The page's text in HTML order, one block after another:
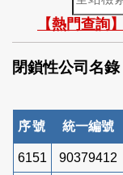
站
檢
索
【熱門查詢
閉鎖性公司名錄
序號 統一編號
6151 90379412